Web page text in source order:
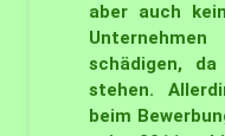
aber auch
schädigen,
stehen.
beim